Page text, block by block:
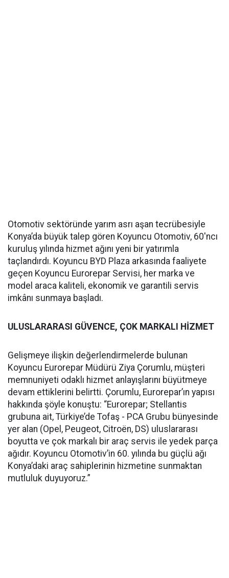
Otomotiv sektöründe yarım asrı aşan tecrübesiyle
Konya’da büyük talep gören Koyuncu Otomotiv, 60'ncı
kuruluş yılında hizmet ağını yeni bir yatırımla
taçlandırdı. Koyuncu BYD Plaza arkasında faaliyete
geçen Koyuncu Eurorepar Servisi, her marka ve
model araca kaliteli, ekonomik ve garantili servis
imkânı sunmaya başladı.
ULUSLARARASI GÜVENCE, ÇOK MARKALI HİZMET
Gelişmeye ilişkin değerlendirmelerde bulunan
Koyuncu Eurorepar Müdürü Ziya Çorumlu, müşteri
memnuniyeti odaklı hizmet anlayışlarını büyütmeye
devam ettiklerini belirtti. Çorumlu, Eurorepar’ın yapısı
hakkında şöyle konuştu: “Eurorepar; Stellantis
grubuna ait, Türkiye’de Tofaş - PCA Grubu bünyesinde
yer alan (Opel, Peugeot, Citroën, DS) uluslararası
boyutta ve çok markalı bir araç servis ile yedek parça
ağıdır. Koyuncu Otomotiv’in 60. yılında bu güçlü ağı
Konya’daki araç sahiplerinin hizmetine sunmaktan
mutluluk duyuyoruz.”